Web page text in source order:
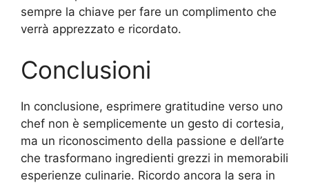
sempre la chiave per fare un complimento che
verrà apprezzato e ricordato.
Conclusioni
In conclusione, esprimere gratitudine verso uno
chef non è semplicemente un gesto di cortesia,
ma un riconoscimento della passione e dell’arte
che trasformano ingredienti grezzi in memorabili
esperienze culinarie. Ricordo ancora la sera in